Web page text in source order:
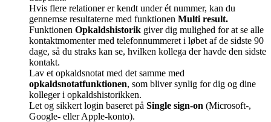
Hvis flere relationer er kendt under ét nummer, kan du
gennemse resultaterne med funktionen Multi result.
Funktionen Opkaldshistorik giver dig mulighed for at se alle
kontaktmomenter med telefonnummeret i løbet af de sidste 90
dage, så du straks kan se, hvilken kollega der havde den sidste
kontakt.
Lav et opkaldsnotat med det samme med
opkaldsnotatfunktionen, som bliver synlig for dig og dine
kolleger i opkaldshistorikken.
Let og sikkert login baseret på Single sign-on (Microsoft-,
Google- eller Apple-konto).